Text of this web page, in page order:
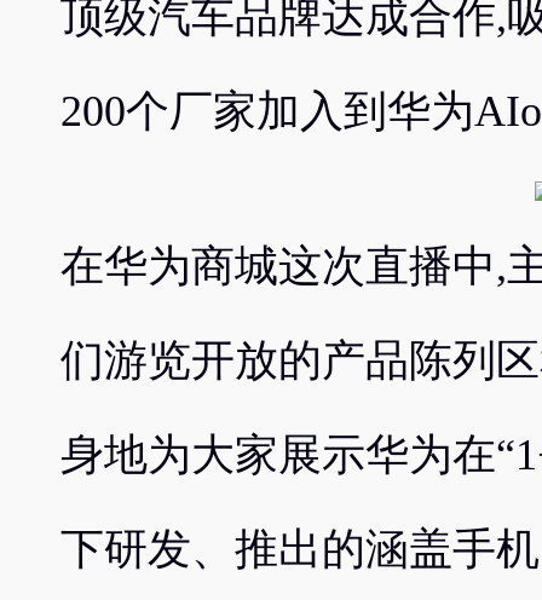
顶级汽车品牌达成合作,
200个厂家加入到华为
在华为商城这次直播中,
们游览开放的产品陈列
身地为大家展示华为在
下研发、推出的涵盖手